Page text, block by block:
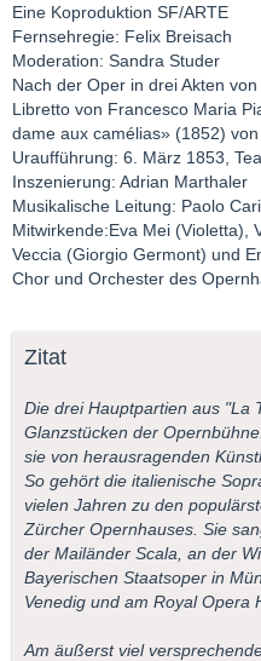
Eine Koproduktion SF/ARTE
Fernsehregie: Felix Breisach
Moderation: Sandra Studer
Nach der Oper in drei Akten
Libretto von Francesco Maria
dame aux camélias» (1852)
Uraufführung: 6. März 1853,
Inszenierung: Adrian Marthaler
Musikalische Leitung: Paolo
Mitwirkende:Eva Mei (Violetta),
Veccia (Giorgio Germont) und
Chor und Orchester des
Zitat
Die drei Hauptpartien aus "La
Glanzstücken der
sie von herausragenden
So gehört die italienische
vielen Jahren zu den
Zürcher Opernhauses. Sie
der Mailänder Scala, an der
Bayerischen Staatsoper in
Venedig und am Royal Opera
Am äußerst viel